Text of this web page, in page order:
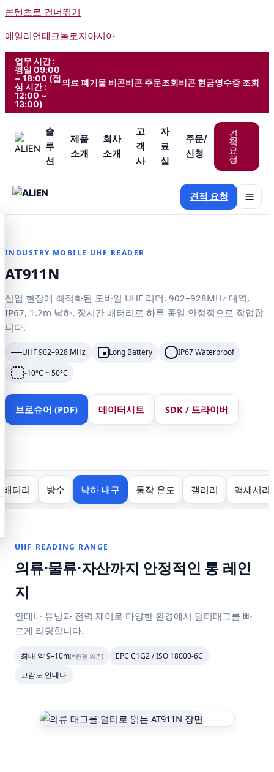
콘텐츠로 건너뛰기
에일리언테크놀로지아시아
업무 시간 :
평일 09:00
~ 18:00 (점
심 시간 :
12:00 ~
13:00)
의료 폐기물 비콘비콘 주문조회비콘 현금영수증 조회
솔
루
션
제품
소개
회사
소개
고
객
사
자
료
실
주문/
신청
견
적
요
청
견적 요청
INDUSTRY MOBILE UHF READER
AT911N
산업 현장에 최적화된 모바일 UHF 리더. 902–928MHz 대역,
IP67, 1.2m 낙하, 장시간 배터리로 하루 종일 안정적으로 작업합
니다.
UHF 902–928 MHz Long Battery
IP67 Waterproof
-10°C ~ 50°C
브로슈어 (PDF) 데이터시트 SDK / 드라이버
배터리 방수 낙하 내구 동작 온도 갤러리 액세서리
UHF READING RANGE
의류·물류·자산까지 안정적인 롱 레인
지
안테나 튜닝과 전력 제어로 다양한 환경에서 멀티태그를 빠
르게 리딩합니다.
최대 약 9–10m(*환경 의존)
EPC C1G2 / ISO 18000-6C
고감도 안테나